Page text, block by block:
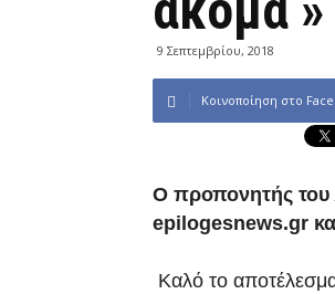
9 Σεπτεμβρίου, 2018
Κοινοποίηση στο
Ο προπονητής του
epilogesnews.gr
Καλό το